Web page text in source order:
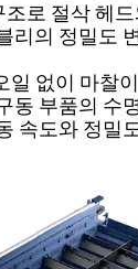
로 절삭 헤
리의 정밀도
일 없이 마찰
동 부품의 수
속도와 정밀